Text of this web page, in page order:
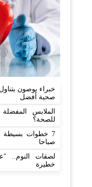
خبراء يوصون
صحية أفضل
الملابس
للصحة؟
7 خطوات بسيطة
صباحا
لصقات النوم..
خطيرة